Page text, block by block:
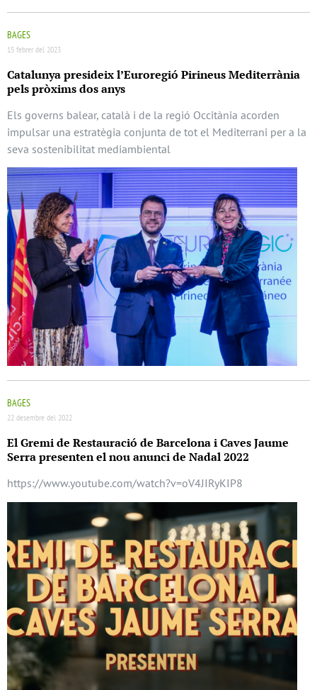
BAGES
15 febrer del 2023
Catalunya presideix l’Euroregió Pirineus Mediterrània
pels pròxims dos anys
Els governs balear, català i de la regió Occitània acorden
impulsar una estratègia conjunta de tot el Mediterrani per a la
seva sostenibilitat mediambiental
BAGES
22 desembre del 2022
El Gremi de Restauració de Barcelona i Caves Jaume
Serra presenten el nou anunci de Nadal 2022
https://www.youtube.com/watch?v=oV4JIRyKIP8